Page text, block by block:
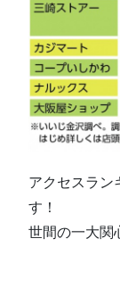
アクセスラン
す！
世間の一大関